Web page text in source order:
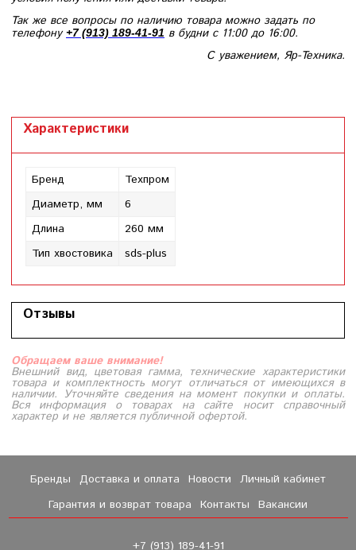
Так же все вопросы по наличию товара можно задать по
телефону+7 (913) 189-41-91 в будни с 11:00 до 16:00.
С уважением, Яр-Техника.
Характеристики
Бренд
Техпром
Диаметр, мм
6
Длина
260 мм
Тип хвостовика
sds-plus
Отзывы
Обращаем ваше внимание!
Внешний вид, цветовая гамма, технические характеристики
товара и комплектность могут отличаться от имеющихся в
наличии. Уточняйте сведения на момент покупки и оплаты.
Вся информация о товарах на сайте носит справочный
характер и не является публичной офертой.
Бренды Доставка и оплата Новости
Личный кабинет
Гарантия и возврат товара Контакты Вакансии
+7 (913) 189-41-91